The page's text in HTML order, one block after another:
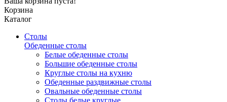
Корзина
Каталог
Столы
Обеденные столы
Белые обеденные столы
Большие обеденные столы
Круглые столы на кухню
Обеденные раздвижные столы
Овальные обеденные столы
Столы белые круглые